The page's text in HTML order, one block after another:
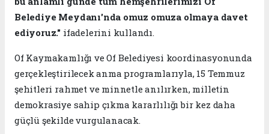
Belediye Meydanı'nda omuz omuza olmaya davet
ediyoruz." ifadelerini kullandı.
Of Kaymakamlığı ve Of Belediyesi koordinasyonunda
gerçekleştirilecek anma programlarıyla, 15 Temmuz
şehitleri rahmet ve minnetle anılırken, milletin
demokrasiye sahip çıkma kararlılığı bir kez daha
güçlü şekilde vurgulanacak.